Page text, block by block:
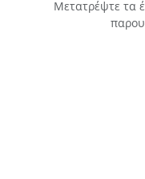
Μετατρέψτε τα